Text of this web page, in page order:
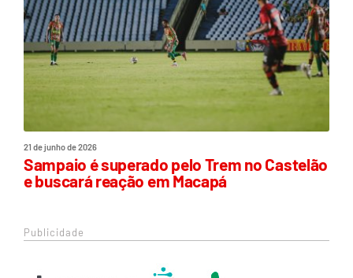
21 de junho de 2026
Sampaio é superado pelo Trem no Castelão
e buscará reação em Macapá
Publicidade